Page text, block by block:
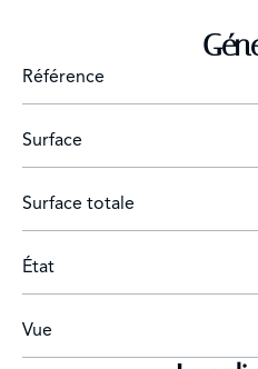
Référence
Surface
Surface totale
État
Vue